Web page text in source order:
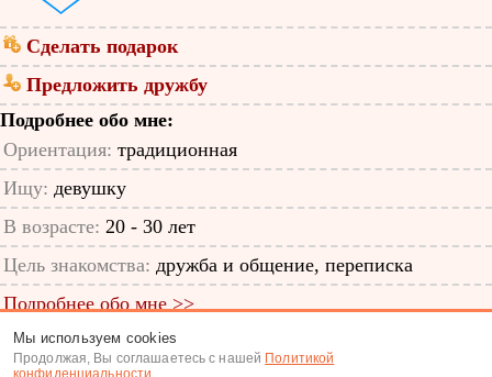
Сделать подарок
Предложить дружбу
Подробнее обо мне:
Ориентация: традиционная
Ищу: девушку
В возрасте: 20 - 30 лет
Цель знакомства: дружба и общение, переписка
Подробнее обо мне >>
ID анкеты: 12428340
Мы используем cookies
Продолжая, Вы соглашаетесь с нашей Политикой
конфиденциальности